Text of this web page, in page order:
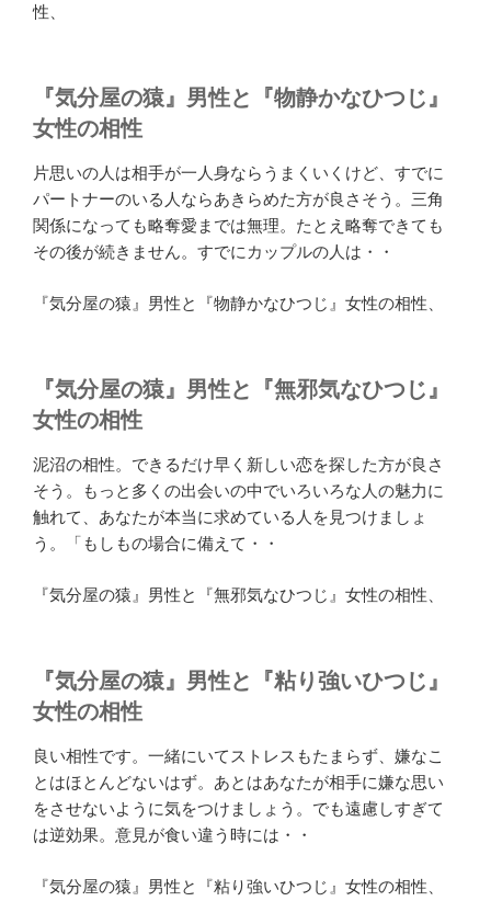
性、
『気分屋の猿』男性と『物静かなひつじ』
女性の相性
片思いの人は相手が一人身ならうまくいくけど、すでに
パートナーのいる人ならあきらめた方が良さそう。三角
関係になっても略奪愛までは無理。たとえ略奪できても
その後が続きません。すでにカップルの人は・・
『気分屋の猿』男性と『物静かなひつじ』女性の相性、
『気分屋の猿』男性と『無邪気なひつじ』
女性の相性
泥沼の相性。できるだけ早く新しい恋を探した方が良さ
そう。もっと多くの出会いの中でいろいろな人の魅力に
触れて、あなたが本当に求めている人を見つけましょ
う。「もしもの場合に備えて・・
『気分屋の猿』男性と『無邪気なひつじ』女性の相性、
『気分屋の猿』男性と『粘り強いひつじ』
女性の相性
良い相性です。一緒にいてストレスもたまらず、嫌なこ
とはほとんどないはず。あとはあなたが相手に嫌な思い
をさせないように気をつけましょう。でも遠慮しすぎて
は逆効果。意見が食い違う時には・・
『気分屋の猿』男性と『粘り強いひつじ』女性の相性、